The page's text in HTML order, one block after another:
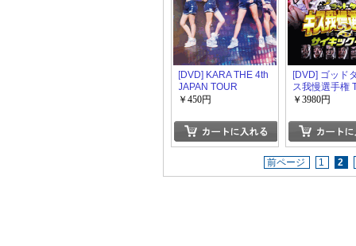
[DVD] KARA THE 4th
JAPAN TOUR
2015“KARASIA”
￥450円
[DVD] ゴッド
ス我慢選手権
MOVIE【完全
￥3980円
前ページ 1 2